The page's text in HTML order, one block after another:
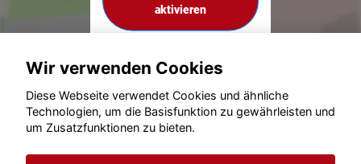
aktivieren
© konjunkturmotor.de GmbH 2020 - 2026
Wir verwenden Cookies
Diese Webseite verwendet Cookies und ähnliche
Technologien, um die Basisfunktion zu gewährleisten und
um Zusatzfunktionen zu bieten.